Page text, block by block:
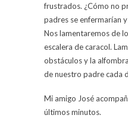
frustrados. ¿Cómo no
padres se enfermarían
Nos lamentaremos de
escalera de caracol.
obstáculos y la
de nuestro padre cada
Mi amigo José
últimos minutos.